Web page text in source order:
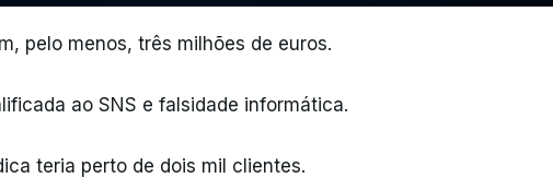
pelo menos, três milhões de euros.
ao SNS e falsidade informática.
teria perto de dois mil clientes.